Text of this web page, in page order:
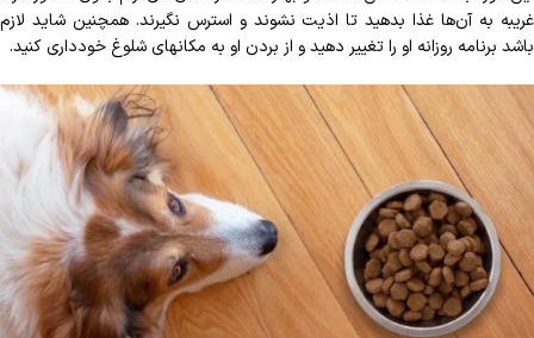
غریبه به آن‎‌ها غذا بدهید تا اذیت نشوند و استرس نگیرند. همچنین شاید لازم
باشد برنامه روزانه او را تغییر دهید و از بردن او به مکان‏های شلوغ خودداری کنید.